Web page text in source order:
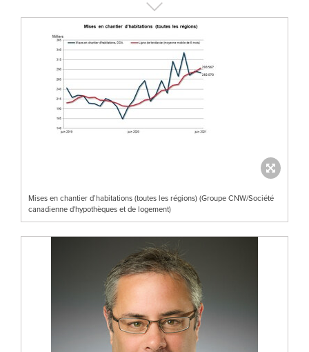
Mises en chantier d’habitations (toutes les régions) (Groupe CNW/Société
canadienne d'hypothèques et de logement)